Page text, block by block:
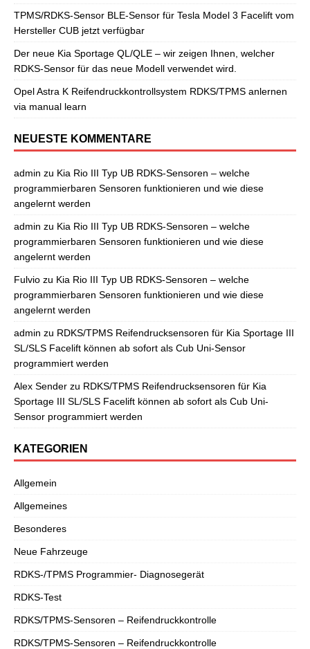
TPMS/RDKS-Sensor BLE-Sensor für Tesla Model 3 Facelift vom
Hersteller CUB jetzt verfügbar
Der neue Kia Sportage QL/QLE – wir zeigen Ihnen, welcher
RDKS-Sensor für das neue Modell verwendet wird.
Opel Astra K Reifendruckkontrollsystem RDKS/TPMS anlernen
via manual learn
NEUESTE KOMMENTARE
admin zu Kia Rio III Typ UB RDKS-Sensoren – welche
programmierbaren Sensoren funktionieren und wie diese
angelernt werden
admin zu Kia Rio III Typ UB RDKS-Sensoren – welche
programmierbaren Sensoren funktionieren und wie diese
angelernt werden
Fulvio zu Kia Rio III Typ UB RDKS-Sensoren – welche
programmierbaren Sensoren funktionieren und wie diese
angelernt werden
admin zu RDKS/TPMS Reifendrucksensoren für Kia Sportage III
SL/SLS Facelift können ab sofort als Cub Uni-Sensor
programmiert werden
Alex Sender zu RDKS/TPMS Reifendrucksensoren für Kia
Sportage III SL/SLS Facelift können ab sofort als Cub Uni-
Sensor programmiert werden
KATEGORIEN
Allgemein
Allgemeines
Besonderes
Neue Fahrzeuge
RDKS-/TPMS Programmier- Diagnosegerät
RDKS-Test
RDKS/TPMS-Sensoren – Reifendruckkontrolle
RDKS/TPMS-Sensoren – Reifendruckkontrolle